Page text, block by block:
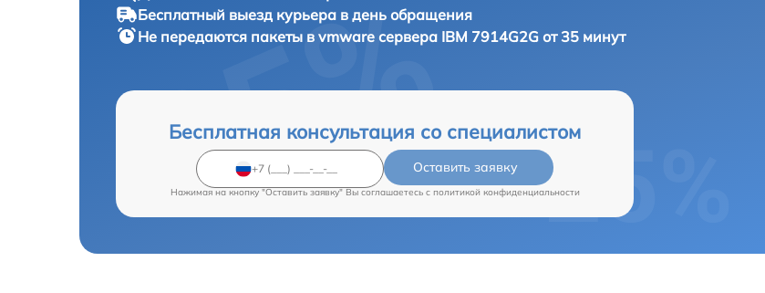
Бесплатный выезд курьера в день обращения
Не передаются пакеты в vmware сервера IBM 7914G2G от 35 минут
Бесплатная консультация со специалистом
Оставить заявку
Нажимая на кнопку "Оставить заявку" Вы соглашаетесь c политикой конфиденциальности